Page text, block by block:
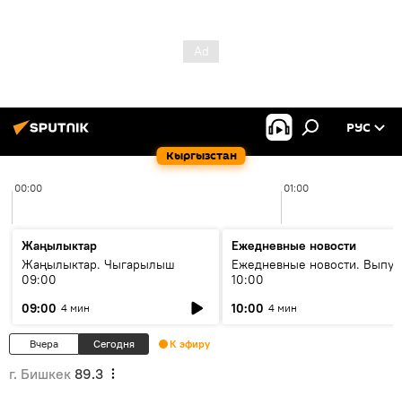
Кыргызстан
РУС
00:00 01:00
Жаңылыктар
Жаңылыктар. Чыгарылыш
09:00
09:00 4 мин
Ежедневные новости
Ежедневные новости.
10:00
10:00 4 мин
Вчера Сегодня К эфиру
г. Бишкек 89.3